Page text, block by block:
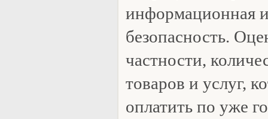
информационная
безопасность.
частности,
товаров и услуг,
оплатить по уже